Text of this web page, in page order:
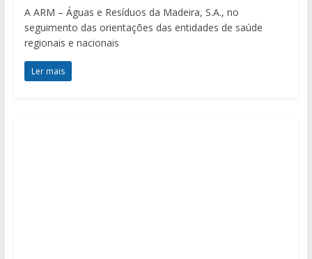
A ARM – Águas e Resíduos da Madeira, S.A., no
seguimento das orientações das entidades de saúde
regionais e nacionais
Ler mais